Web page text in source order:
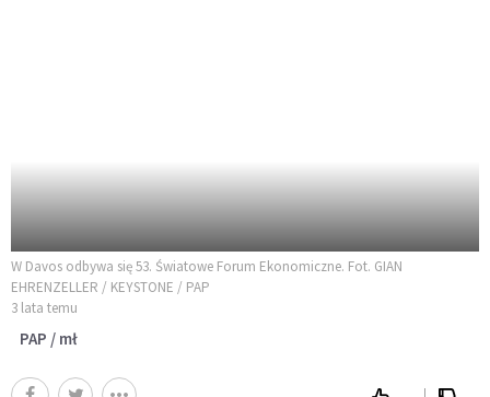
W Davos odbywa się 53. Światowe Forum Ekonomiczne. Fot. GIAN
EHRENZELLER / KEYSTONE / PAP
3 lata temu
PAP / mł